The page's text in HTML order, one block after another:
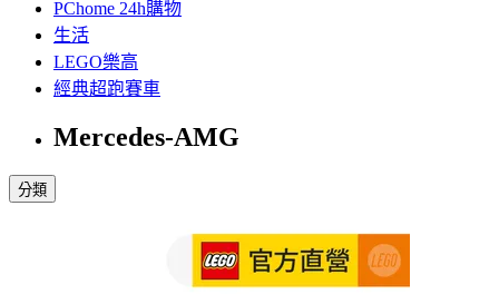
PChome 24h購物
生活
LEGO樂高
經典超跑賽車
Mercedes-AMG
分類